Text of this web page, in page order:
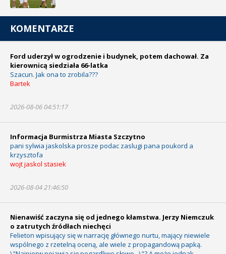
KOMENTARZE
Ford uderzył w ogrodzenie i budynek, potem dachował. Za
kierownicą siedziała 66-latka
Szacun. Jak ona to zrobila???
Bartek
2026-08-06 04:51:17
Informacja Burmistrza Miasta Szczytno
pani sylwia jaskolska prosze podac zaslugi pana poukord a
krzysztofa
wojt jaskol stasiek
2026-08-04 21:46:50
Nienawiść zaczyna się od jednego kłamstwa. Jerzy Niemczuk
o zatrutych źródłach niechęci
Felieton wpisujący się w narrację głównego nurtu, mający niewiele
wspólnego z rzetelną oceną, ale wiele z propagandową papką.